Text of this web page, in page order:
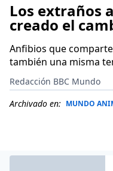
Los extraños
creado el
Anfibios que
también una misma
Redacción BBC Mundo
Archivado en: MUNDO